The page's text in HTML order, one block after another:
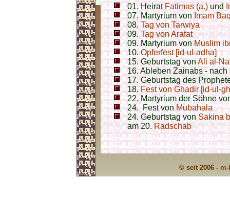
01. HeiratFatimas (a.)und
07. Martyrium vonImam
08.Tag von Tarwiya
09.Tag von Arafat
09. Martyrium vonMuslim
10.Opferfest [id-ul-adha]
15. Geburtstag vonAli al-
16. Ableben Zainabs -
17. Geburtstag des
18.Fest von Ghadir [id-ul-
22. Martyrium der Söhne
24. Fest vonMubahala
24. Geburtstag vonSakina
am 20.Radschab
© seit 2006 -